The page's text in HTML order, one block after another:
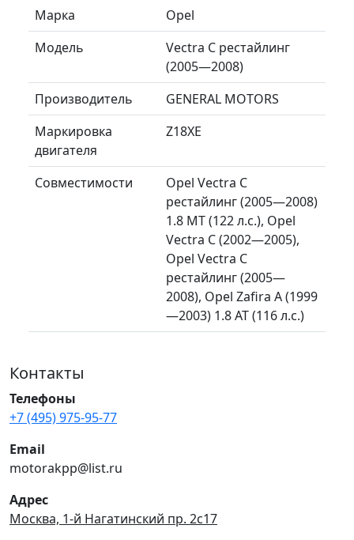
Марка
Opel
Модель
Vectra C рестайлинг
(2005—2008)
Производитель
GENERAL MOTORS
Маркировка
двигателя
Z18XE
Совместимости
Opel Vectra C
рестайлинг (2005—2008)
1.8 MT (122 л.с.), Opel
Vectra C (2002—2005),
Opel Vectra C
рестайлинг (2005—
2008), Opel Zafira A (1999
—2003) 1.8 AT (116 л.с.)
Контакты
Телефоны
+7 (495) 975-95-77
Email
motorakpp@list.ru
Адрес
Москва, 1-й Нагатинский пр. 2с17